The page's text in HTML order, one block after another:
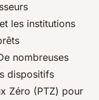
et les institutions
nombreuses
dispositifs
Zéro (PTZ) pour